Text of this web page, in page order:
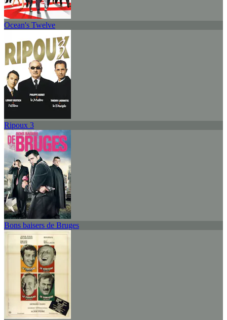
Ocean's Twelve
Ripoux 3
Bons baisers de Bruges